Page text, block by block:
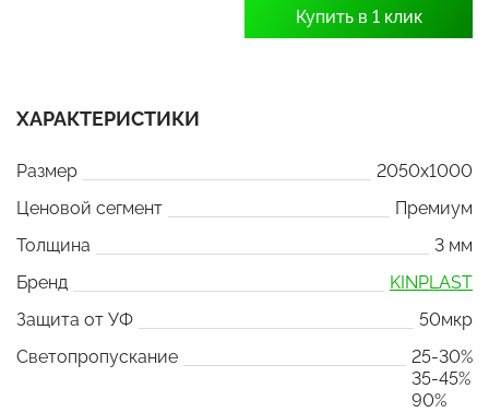
Купить в 1 клик
ХАРАКТЕРИСТИКИ
Размер
2050x1000
Ценовой сегмент
Премиум
Толщина
3 мм
Бренд
KINPLAST
Защита от УФ
50мкр
Светопропускание
25-30%
35-45%
90%